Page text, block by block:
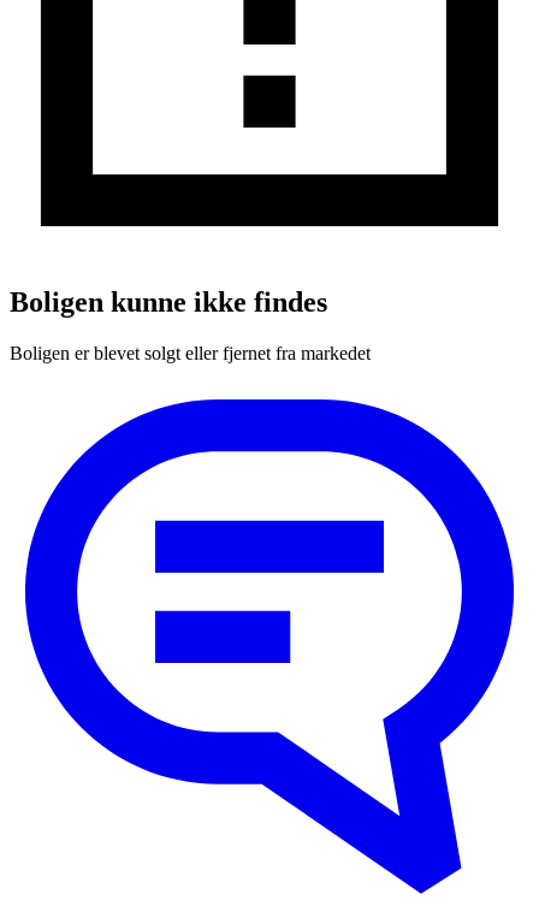
Boligen kunne ikke findes
Boligen er blevet solgt eller fjernet fra markedet